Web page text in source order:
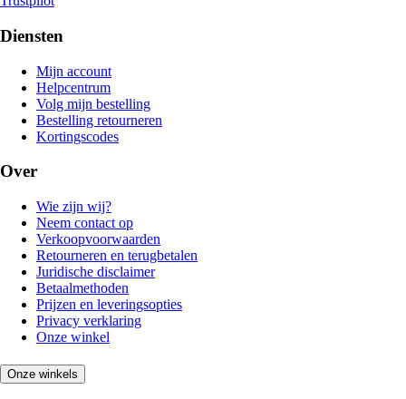
Diensten
Mijn account
Helpcentrum
Volg mijn bestelling
Bestelling retourneren
Kortingscodes
Over
Wie zijn wij?
Neem contact op
Verkoopvoorwaarden
Retourneren en terugbetalen
Juridische disclaimer
Betaalmethoden
Prijzen en leveringsopties
Privacy verklaring
Onze winkel
Onze winkels